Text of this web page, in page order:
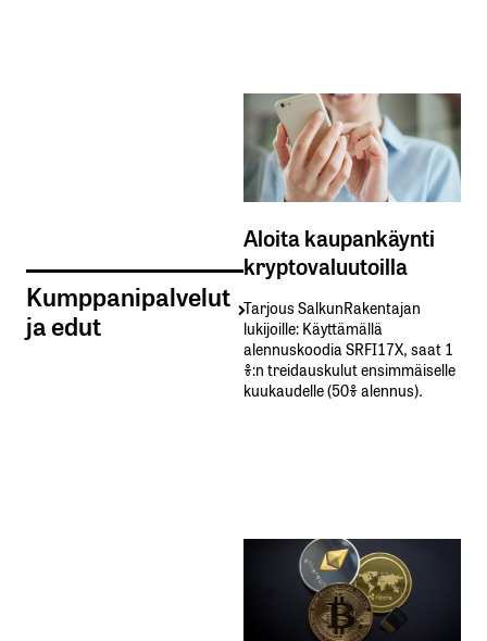
Kumppanipalvelut
ja edut
Aloita kaupankäynti
kryptovaluutoilla
Tarjous SalkunRakentajan
lukijoille: Käyttämällä​ ​
alennuskoodia​ ​SRFI17X,​ ​saat​ ​1
%:n treidauskulut​ ​ensimmäiselle​ ​
kuukaudelle​ ​(50%​ ​alennus).